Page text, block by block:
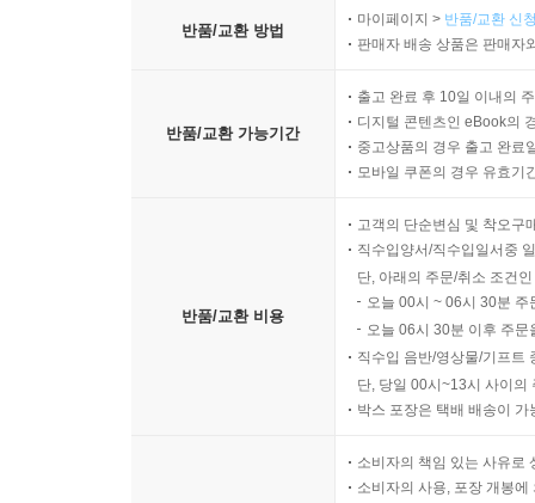
반품/교환 방법
마이페이지 > 반품/교환 신
판매자 배송 상품은 판매자
반품/교환 가능기간
출고 완료 후 10일 이내의
디지털 콘텐츠인 eBook의
중고상품의 경우 출고 완료
모바일 쿠폰의 경우 유효기
반품/교환 비용
고객의 단순변심 및 착오구
직수입양서/직수입일서중
단, 아래의 주문/취소 조건
오늘 00시 ~ 06시 30분
오늘 06시 30분 이후 주
직수입 음반/영상물/기프트
단, 당일 00시~13시 사이의
박스 포장은 택배 배송이
소비자의 책임 있는 사유로
소비자의 사용, 포장 개봉